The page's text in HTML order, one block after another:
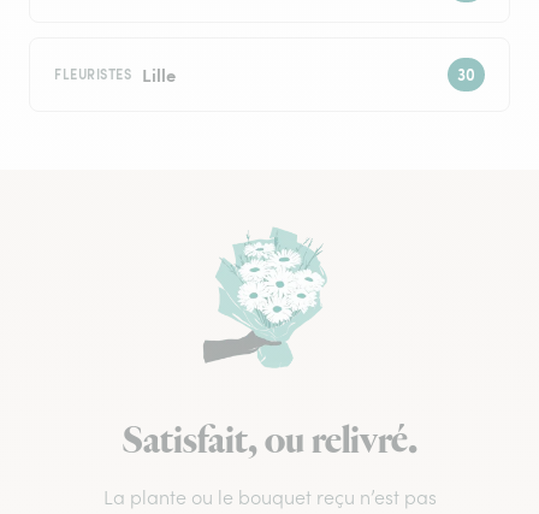
FLEURISTES Lille
Satisfait, ou relivré.
La plante ou le bouquet reçu n’est pas